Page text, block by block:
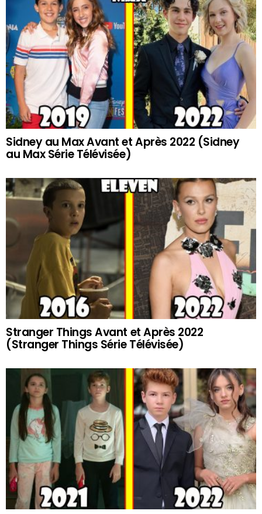
Sidney au Max Avant et Après 2022 (Sidney
au Max Série Télévisée)
Stranger Things Avant et Après 2022
(Stranger Things Série Télévisée)